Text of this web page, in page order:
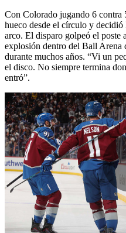
Con Colorado jugando 6 contra
hueco desde el círculo y decidió
arco. El disparo golpeó el poste
explosión dentro del Ball Arena
durante muchos años. “Vi un
el disco. No siempre termina
entró”.